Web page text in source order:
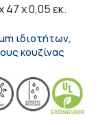
x 0,05 εκ.
ιδιοτήτων,
κουζίνας